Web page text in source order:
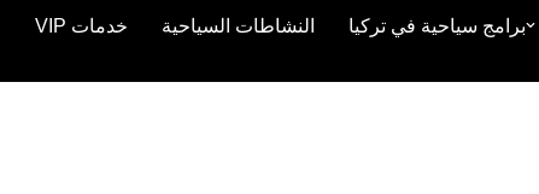
برامج سياحية في تركيا النشاطات السياحية خدمات VIP